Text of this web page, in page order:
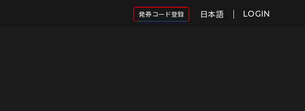
発券コード登録 日本語 LOGIN